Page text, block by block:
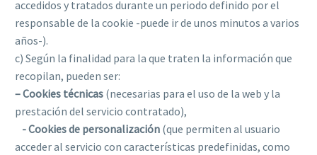
accedidos y tratados durante un periodo definido por el
responsable de la cookie -puede ir de unos minutos a varios
años-).
c) Según la finalidad para la que traten la información que
recopilan, pueden ser:
– Cookies técnicas (necesarias para el uso de la web y la
prestación del servicio contratado),
- Cookies de personalización (que permiten al usuario
acceder al servicio con características predefinidas, como